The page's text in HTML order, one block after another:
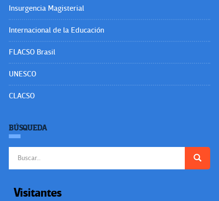
Insurgencia Magisterial
Internacional de la Educación
FLACSO Brasil
UNESCO
CLACSO
BÚSQUEDA
Visitantes